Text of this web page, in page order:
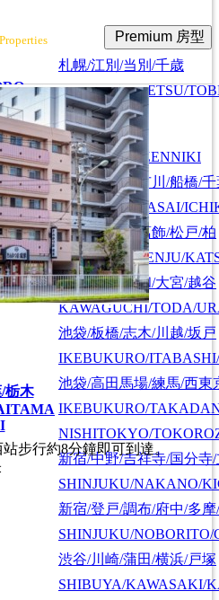
札幌/江別/当別/千歳
SAPPORO/EBETSU/
栃木
首都圏全域
SHUTOKEN ZENNIKI
江戸川/葛西/市川/船橋/千
EDOGAWA/KASAI/
上野/北千住/葛飾/松戸/柏
UENO/KITASENJU/
川口/戸田/浦和/大宮/越谷
KAWAGUCHI/TODA/
池袋/板橋/志木/川越/坂戸
IKEBUKURO/
池袋/高田馬場/練馬/西東
IKEBUKURO/
NISHITOKYO/
新宿/中野/吉祥寺/国分寺
SHINJUKU/NAKANO/
新宿/登戸/調布/府中/多
SHINJUKU/
渋谷/川崎/蒲田/横浜/戸塚
SHIBUYA/KAWASAKI/
Premium 房型
步行約8分鐘即可到達。